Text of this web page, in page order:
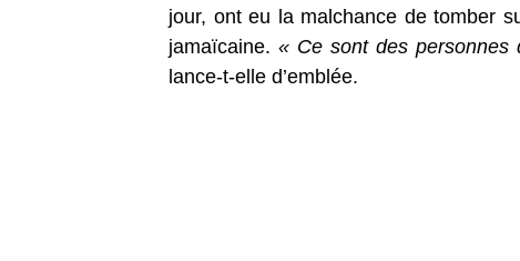
jour, ont eu la malchance de tomber
jamaïcaine. « Ce sont des personnes
lance-t-elle d’emblée.